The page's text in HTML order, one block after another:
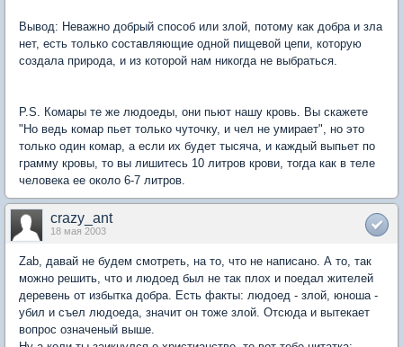
Вывод: Неважно добрый способ или злой, потому как добра и зла
нет, есть только составляющие одной пищевой цепи, которую
создала природа, и из которой нам никогда не выбраться.
P.S. Комары те же людоеды, они пьют нашу кровь. Вы скажете
"Но ведь комар пьет только чуточку, и чел не умирает", но это
только один комар, а если их будет тысяча, и каждый выпьет по
грамму кровы, то вы лишитесь 10 литров крови, тогда как в теле
человека ее около 6-7 литров.
crazy_ant
18 мая 2003
Zab, давай не будем смотреть, на то, что не написано. А то, так
можно решить, что и людоед был не так плох и поедал жителей
деревень от избытка добра. Есть факты: людоед - злой, юноша -
убил и съел людоеда, значит он тоже злой. Отсюда и вытекает
вопрос означеный выше.